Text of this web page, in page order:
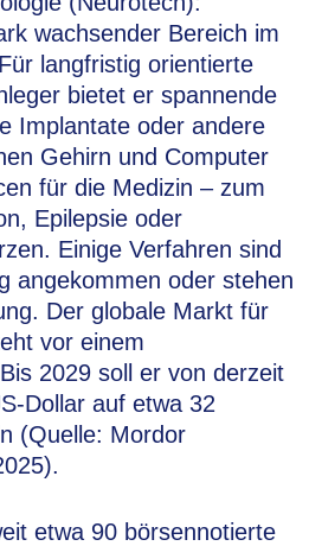
wachsender Bereich im
langfristig orientierte
bietet er spannende
Implantate oder andere
Gehirn und Computer
für die Medizin – zum
Epilepsie oder
Einige Verfahren sind
angekommen oder stehen
Der globale Markt für
vor einem
2029 soll er von derzeit
Dollar auf etwa 32
(Quelle: Mordor
etwa 90 börsennotierte